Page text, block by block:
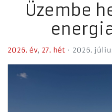
Üzembe
2026. év 27. hét 2026.